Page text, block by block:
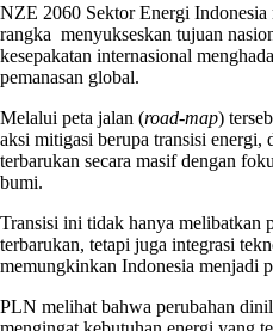
NZE 2060 Sektor Energi
rangka menyukseskan tujuan
kesepakatan internasional
pemanasan global.
Melalui peta jalan (road-map)
aksi mitigasi berupa transisi energi,
terbarukan secara masif dengan
bumi.
Transisi ini tidak hanya melibatkan
terbarukan, tetapi juga integrasi
memungkinkan Indonesia menjadi
PLN melihat bahwa perubahan